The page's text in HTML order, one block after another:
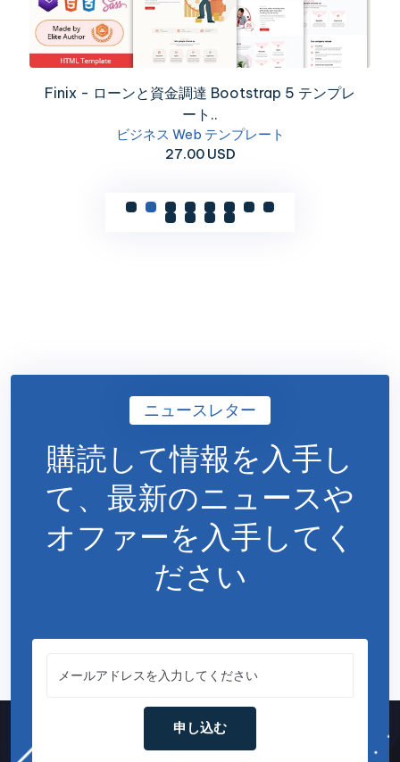
Finix - ローンと資金調達 Bootstrap 5 テンプレ
ート..
ビジネス Web テンプレート
27.00 USD
ニュースレター
購読して情報を入手し
て、最新のニュースや
オファーを入手してく
ださい
申し込む